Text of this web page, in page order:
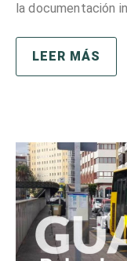
la documentación
LEER MÁS